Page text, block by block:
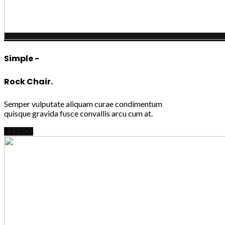
Simple -
Rock Chair.
Semper vulputate aliquam curae condimentum
quisque gravida fusce convallis arcu cum at.